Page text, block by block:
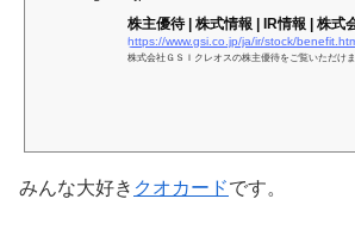
株主優待 | 株式情報 | IR情報 | 株式
https://www.gsi.co.jp/ja/ir/stock/
株式会社ＧＳＩクレオスの株主優待をご覧いただけま
みんな大好き クオカードです。